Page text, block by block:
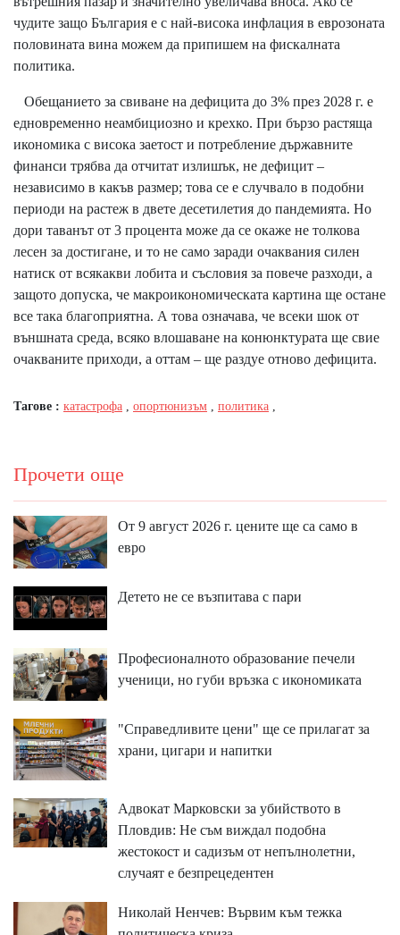
чудите защо България е с най-висока инфлация в еврозоната
половината вина можем да припишем на фискалната
политика.
Обещанието за свиване на дефицита до 3% през 2028 г. е
едновременно неамбициозно и крехко. При бързо растяща
икономика с висока заетост и потребление държавните
финанси трябва да отчитат излишък, не дефицит –
независимо в какъв размер; това се е случвало в подобни
периоди на растеж в двете десетилетия до пандемията. Но
дори таванът от 3 процента може да се окаже не толкова
лесен за достигане, и то не само заради очаквания силен
натиск от всякакви лобита и съсловия за повече разходи, а
защото допуска, че макроикономическата картина ще остане
все така благоприятна. А това означава, че всеки шок от
външната среда, всяко влошаване на конюнктурата ще свие
очакваните приходи, а оттам – ще раздуе отново дефицита.
Тагове : катастрофа , опортюнизъм , политика ,
Прочети още
От 9 август 2026 г. цените ще са само в
евро
Детето не се възпитава с пари
Професионалното образование печели
ученици, но губи връзка с икономиката
"Справедливите цени" ще се прилагат за
храни, цигари и напитки
Адвокат Марковски за убийството в
Пловдив: Не съм виждал подобна
жестокост и садизъм от непълнолетни,
случаят е безпрецедентен
Николай Ненчев: Вървим към тежка